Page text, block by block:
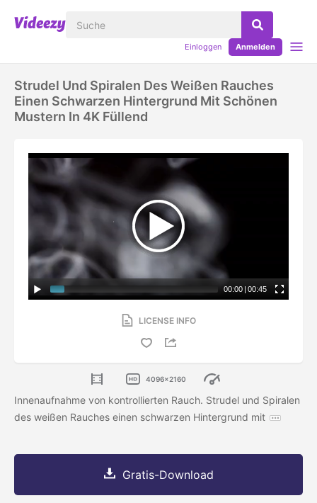
Einloggen Anmelden
Strudel Und Spiralen Des Weißen Rauches
Einen Schwarzen Hintergrund Mit Schönen
Mustern In 4K Füllend
00:00 | 00:45
LICENSE INFO
4096x2160
Innenaufnahme von kontrollierten Rauch. Strudel und Spiralen
des weißen Rauches einen schwarzen Hintergrund mit
Gratis-Download